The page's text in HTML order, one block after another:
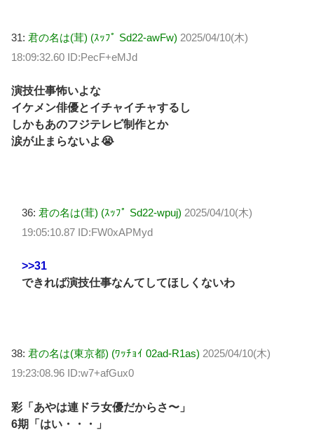
31: 君の名は(茸) (ｽｯﾌﾟ Sd22-awFw) 2025/04/10(木)
18:09:32.60 ID:PecF+eMJd
演技仕事怖いよな
イケメン俳優とイチャイチャするし
しかもあのフジテレビ制作とか
涙が止まらないよ😭
36: 君の名は(茸) (ｽｯﾌﾟ Sd22-wpuj) 2025/04/10(木)
19:05:10.87 ID:FW0xAPMyd
>>31
できれば演技仕事なんてしてほしくないわ
38: 君の名は(東京都) (ﾜｯﾁｮｲ 02ad-R1as) 2025/04/10(木)
19:23:08.96 ID:w7+afGux0
彩「あやは連ドラ女優だからさ〜」
6期「はい・・・」